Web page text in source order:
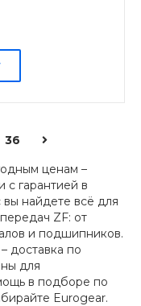
36
ценам –
с гарантией в
вы найдете всё для
ZF: от
и подшипников.
доставка по
для
в подборе по
Eurogear.